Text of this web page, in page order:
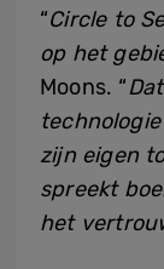
“Circle to
op het
Moons. “
zijn eigen
spreekt
het